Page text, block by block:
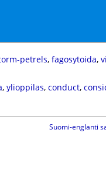
petrels, fagosytoida,
, ylioppilas, conduct,
Suomi-englanti